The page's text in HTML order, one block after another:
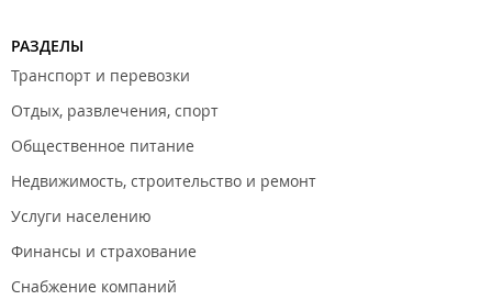
РАЗДЕЛЫ
Транспорт и перевозки
Отдых, развлечения, спорт
Общественное питание
Недвижимость, строительство и ремонт
Услуги населению
Финансы и страхование
Снабжение компаний